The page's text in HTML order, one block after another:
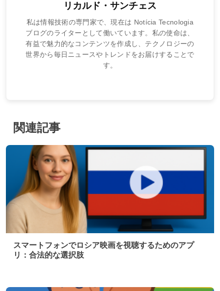
リカルド・サンチェス
私は情報技術の専門家で、現在は Notícia Tecnologia
ブログのライターとして働いています。私の使命は、
有益で魅力的なコンテンツを作成し、テクノロジーの
世界から毎日ニュースやトレンドをお届けすることで
す。
関連記事
スマートフォンでロシア映画を視聴するためのアプ
リ：合法的な選択肢